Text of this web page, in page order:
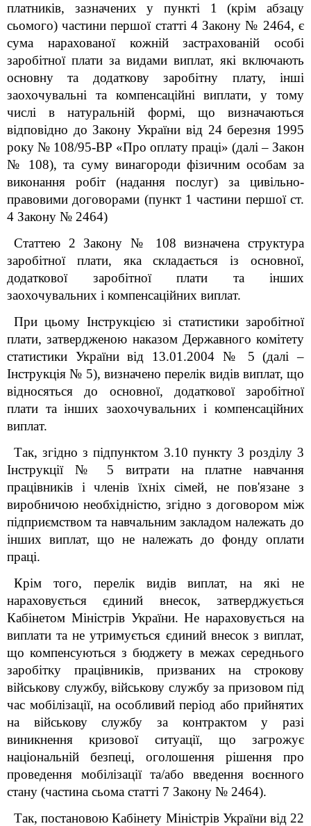
платників, зазначених у пункті 1 (крім абзацу
сьомого) частини першої статті 4 Закону № 2464, є
сума нарахованої кожній застрахованій особі
заробітної плати за видами виплат, які включають
основну та додаткову заробітну плату, інші
заохочувальні та компенсаційні виплати, у тому
числі в натуральній формі, що визначаються
відповідно до Закону України від 24 березня 1995
року № 108/95-ВР «Про оплату праці» (далі – Закон
№ 108), та суму винагороди фізичним особам за
виконання робіт (надання послуг) за цивільно-
правовими договорами (пункт 1 частини першої ст.
4 Закону № 2464)
Статтею 2 Закону № 108 визначена структура
заробітної плати, яка складається із основної,
додаткової заробітної плати та інших
заохочувальних і компенсаційних виплат.
При цьому Інструкцією зі статистики заробітної
плати, затвердженою наказом Державного комітету
статистики України від 13.01.2004 № 5 (далі –
Інструкція № 5), визначено перелік видів виплат, що
відносяться до основної, додаткової заробітної
плати та інших заохочувальних і компенсаційних
виплат.
Так, згідно з підпунктом 3.10 пункту 3 розділу 3
Інструкції № 5 витрати на платне навчання
працівників і членів їхніх сімей, не пов'язане з
виробничою необхідністю, згідно з договором між
підприємством та навчальним закладом належать до
інших виплат, що не належать до фонду оплати
праці.
Крім того, перелік видів виплат, на які не
нараховується єдиний внесок, затверджується
Кабінетом Міністрів України. Не нараховується на
виплати та не утримується єдиний внесок з виплат,
що компенсуються з бюджету в межах середнього
заробітку працівників, призваних на строкову
військову службу, військову службу за призовом під
час мобілізації, на особливий період або прийнятих
на військову службу за контрактом у разі
виникнення кризової ситуації, що загрожує
національній безпеці, оголошення рішення про
проведення мобілізації та/або введення воєнного
стану (частина сьома статті 7 Закону № 2464).
Так, постановою Кабінету Міністрів України від 22